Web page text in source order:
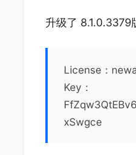
升级了 8.1.0.3379
License：
Key：
xSwgce